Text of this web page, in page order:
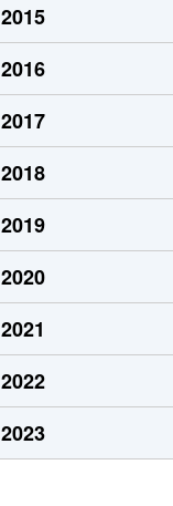
2015
2016
2017
2018
2019
2020
2021
2022
2023